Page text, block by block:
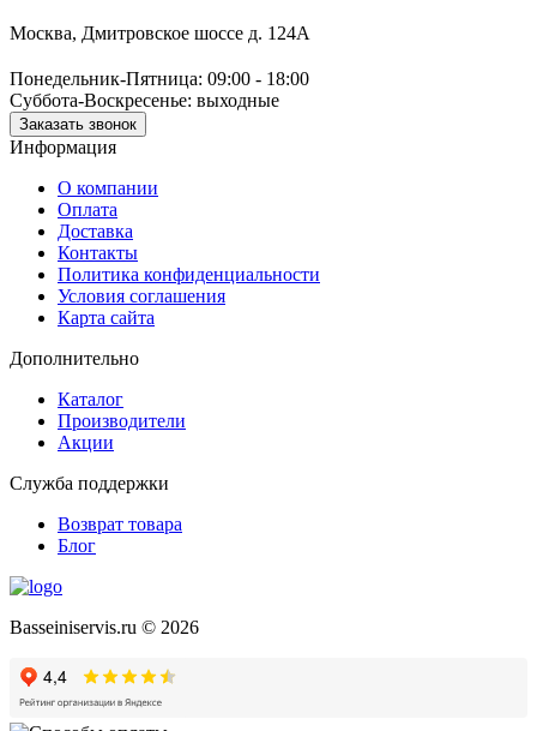
Москва, Дмитровское шоссе д. 124А
Понедельник-Пятница: 09:00 - 18:00
Суббота-Воскресенье: выходные
Заказать звонок
Информация
О компании
Оплата
Доставка
Контакты
Политика конфиденциальности
Условия соглашения
Карта сайта
Дополнительно
Каталог
Производители
Акции
Служба поддержки
Возврат товара
Блог
Basseiniservis.ru © 2026